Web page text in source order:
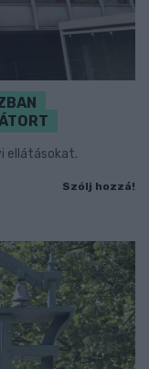
ellátásokat.
Szólj hozzá!